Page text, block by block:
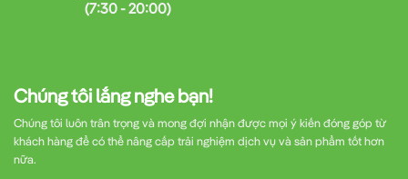
Chúng tôi lắng nghe bạn!
Chúng tôi luôn trân trọng và mong đợi nhận được mọi ý kiến đóng góp từ
khách hàng để có thể nâng cấp trải nghiệm dịch vụ và sản phẩm tốt hơn
nữa.
(7:30 - 20:00)